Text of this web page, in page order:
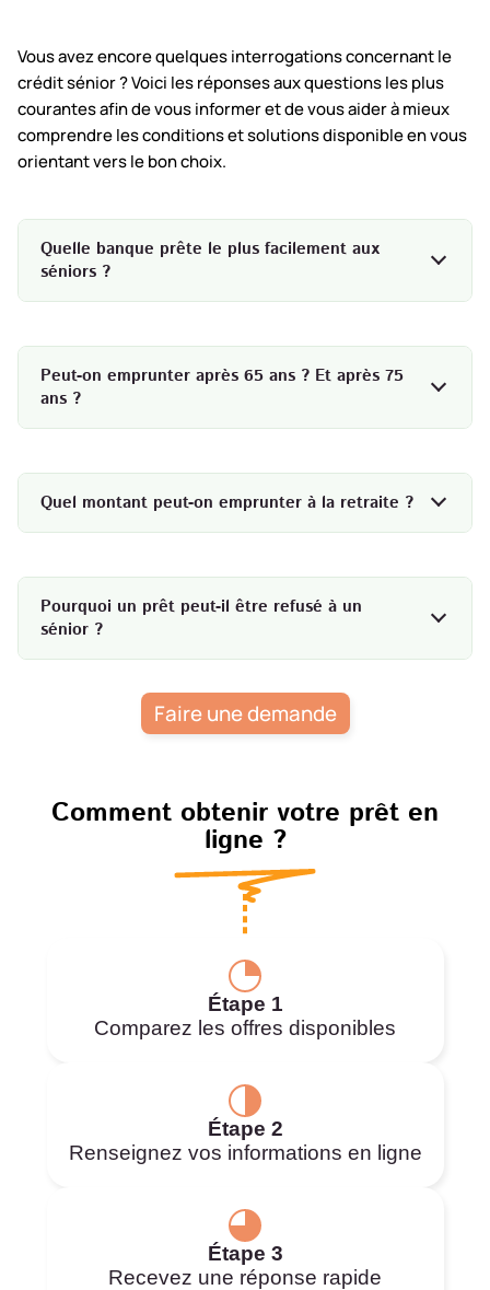
Vous avez encore quelques interrogations concernant le
crédit sénior ? Voici les réponses aux questions les plus
courantes afin de vous informer et de vous aider à mieux
comprendre les conditions et solutions disponible en vous
orientant vers le bon choix.
Quelle banque prête le plus facilement aux
séniors ?
Peut-on emprunter après 65 ans ? Et après 75
ans ?
Quel montant peut-on emprunter à la retraite ?
Pourquoi un prêt peut-il être refusé à un
sénior ?
Faire une demande
Comment obtenir votre prêt en
ligne ?
Étape 1
Comparez les offres disponibles
Étape 2
Renseignez vos informations en ligne
Étape 3
Recevez une réponse rapide